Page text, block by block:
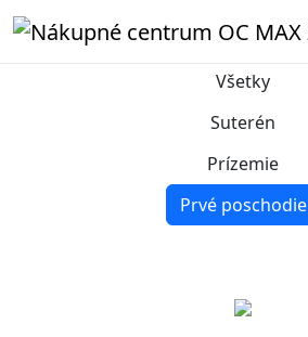
Všetky
Suterén
Prízemie
Prvé poschodie